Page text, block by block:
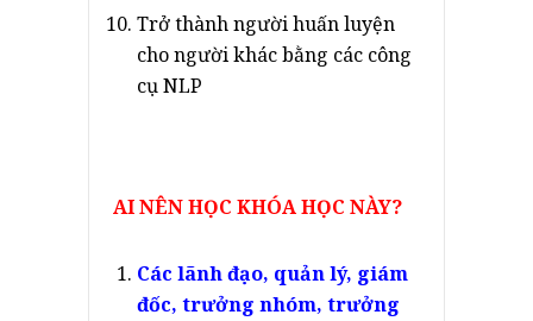
Trở thành người huấn luyện
cho người khác bằng các công
cụ NLP
AI NÊN HỌC KHÓA HỌC NÀY?
Các lãnh đạo, quản lý, giám
đốc, trưởng nhóm, trưởng